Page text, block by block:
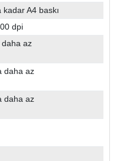
A4 baskı
dpi
daha az
daha az
daha az